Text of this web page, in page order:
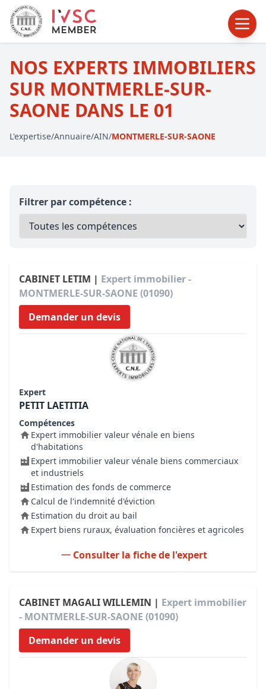
NOS EXPERTS IMMOBILIERS
SUR MONTMERLE-SUR-
SAONE DANS LE 01
L'expertise/Annuaire/AIN/MONTMERLE-SUR-SAONE
Filtrer par compétence :
CABINET LETIM | Expert immobilier -
MONTMERLE-SUR-SAONE (01090)
Demander un devis
Expert
PETIT LAETITIA
Compétences
Expert immobilier valeur vénale en biens
d'habitations
Expert immobilier valeur vénale biens commerciaux
et industriels
Estimation des fonds de commerce
Calcul de l'indemnité d'éviction
Estimation du droit au bail
Expert biens ruraux, évaluation foncières et agricoles
Consulter la fiche de l'expert
CABINET MAGALI WILLEMIN | Expert immobilier
- MONTMERLE-SUR-SAONE (01090)
Demander un devis